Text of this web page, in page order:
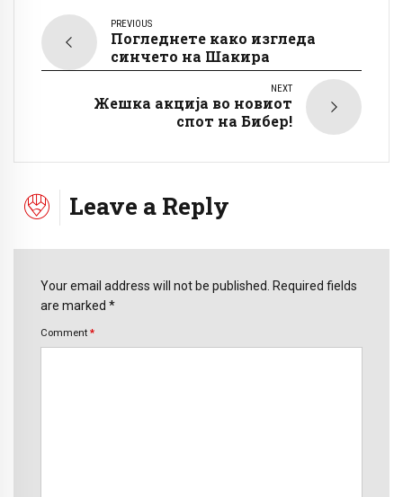
PREVIOUS
Погледнете како изгледа
синчето на Шакира
NEXT
Жешка акција во новиот
спот на Бибер!
Leave a Reply
Your email address will not be published. Required fields
are marked *
Comment *